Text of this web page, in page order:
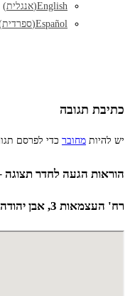
English
(אנגלית)
Español
(ספרדית
כתיבת תגובה
יש להיות מחובר כדי לפרסם
הוראות הגעה לחדר
רח' העצמאות 3, אבן יהודה